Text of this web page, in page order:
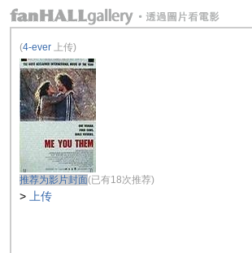
(4-ever 上传)
推荐为影片封面(已有18次推荐)
> 上传